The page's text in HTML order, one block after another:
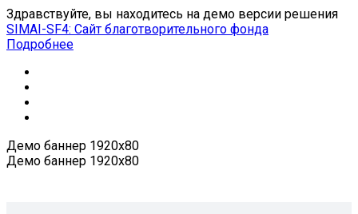
Здравствуйте, вы находитесь на демо версии решения
SIMAI-SF4: Сайт благотворительного фонда
Подробнее
Демо баннер 1920х80
Демо баннер 1920х80